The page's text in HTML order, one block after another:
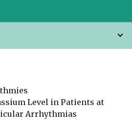
Level in Patients at
Arrhythmias